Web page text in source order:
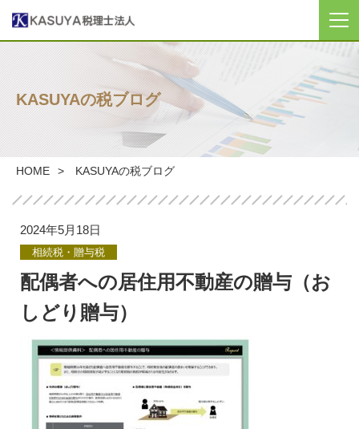
TOP
KASUYAについて
事務所のご紹介
サービスのご紹介
ブログ
税計算
KASUYAの税ブログ
HOME KASUYAの税ブログ
2024年5月18日
相続税・贈与税
配偶者への居住用不動産の贈与（お
しどり贈与）